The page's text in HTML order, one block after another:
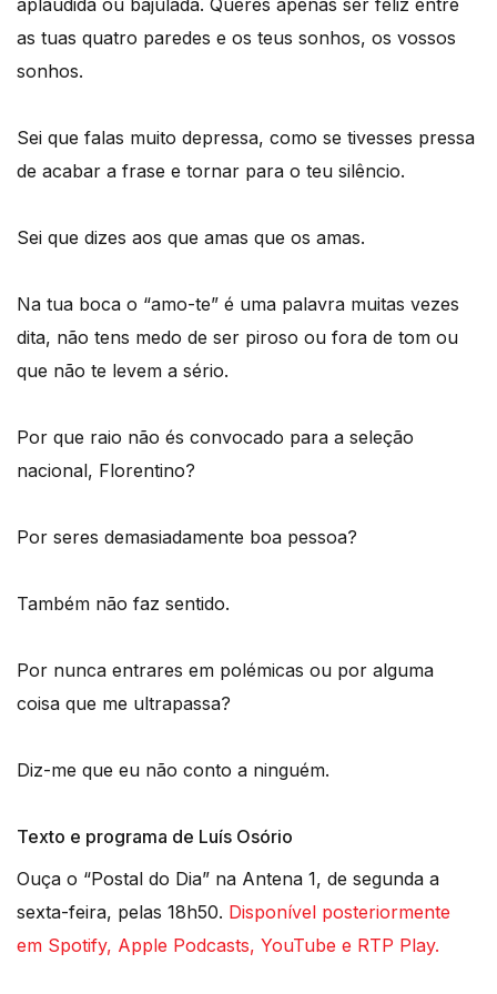
as tuas quatro paredes e os teus sonhos, os vossos
sonhos.
Sei que falas muito depressa, como se tivesses pressa
de acabar a frase e tornar para o teu silêncio.
Sei que dizes aos que amas que os amas.
Na tua boca o “amo-te” é uma palavra muitas vezes
dita, não tens medo de ser piroso ou fora de tom ou
que não te levem a sério.
Por que raio não és convocado para a seleção
nacional, Florentino?
Por seres demasiadamente boa pessoa?
Também não faz sentido.
Por nunca entrares em polémicas ou por alguma
coisa que me ultrapassa?
Diz-me que eu não conto a ninguém.
Texto e programa de Luís Osório
Ouça o “Postal do Dia” na Antena 1, de segunda a
sexta-feira, pelas 18h50. Disponível posteriormente
em Spotify, Apple Podcasts, YouTube e RTP Play.